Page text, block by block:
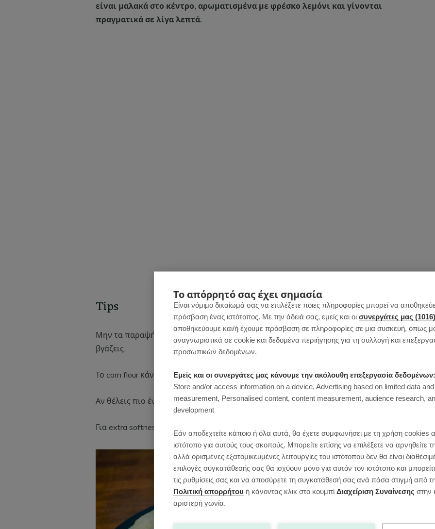
είναι μαλακά στο κέντρο, αρωματισμένα με φρέσκο λεμόνι και γίνονται
πραγματικά σε λίγα λεπτά.
Tips
Μην τα παραψήσεις. Πρέπει να φαίνονται λίγο άψητα στο κέντρο όταν τα
βγάζεις.
Το corn flour κάνει τη διαφορά για μαλακή υφή.
Αν θέλεις πιο έντονη γεύση λεμονιού, πρόσθεσε 1 κγ επιπλέον ξύσμα.
Για extra softness πρόσθεσε 1 κ.γ. μέλι.
Το απόρρητό σας έχει σημασία
Είναι νόμιμο δικαίωμά σας να επιλέξετε ποιες πληροφορίες μπορεί να
πρόσβαση ένας ιστότοπος. Με την άδειά σας, εμείς και οι συνεργάτες μας (1016)
αποθηκεύουμε και/ή έχουμε πρόσβαση σε πληροφορίες σε μια συσκευή, όπως
αναγνωριστικά σε cookie και δεδομένα περιήγησης για τη συλλογή και
προσωπικών δεδομένων.
Εμείς και οι συνεργάτες μας κάνουμε την ακόλουθη επεξεργασία δεδομένων:
Store and/or access information on a device, Advertising based on limited data
measurement, Personalised content, content measurement, audience research,
development
Εάν αποδεχτείτε κάποιο ή όλα αυτά, θα έχετε συμφωνήσει με τη χρήση cookies
ιστότοπο για αυτούς τους σκοπούς. Μπορείτε επίσης να επιλέξετε να αρνηθείτε
αλλά ορισμένες εξατομικευμένες λειτουργίες του ιστότοπου δεν θα είναι
επιλογές συγκατάθεσής σας θα ισχύουν μόνο για αυτόν τον ιστότοπο και
τις ρυθμίσεις σας και να αποσύρετε τη συγκατάθεσή σας ανά πάσα στιγμή από
Πολιτική απορρήτου ή κάνοντας κλικ στο κουμπί Διαχείριση Συναίνεσης στην
αριστερή γωνία.